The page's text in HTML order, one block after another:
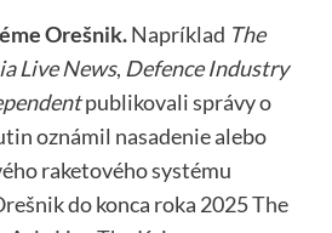
Orešnik.Napríklad The
Live News, Defence Industry
publikovali správy o
oznámil nasadenie alebo
raketového systému
do konca roka 2025The